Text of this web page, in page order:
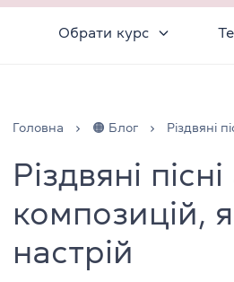
Обрати курс
Головна 🟠 Блог Різдвяні
Різдвяні
композицій,
настрій